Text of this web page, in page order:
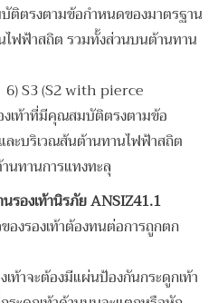
ตรงตามข้อกำหนดของมาตรฐาน
ฟฟ้าสถิต รวมทั้งส่วนบนต้านทาน
6) S3 (S2 with pierce
เท้าที่มีคุณสมบัติตรงตามข้อ
ะบริเวณส้นต้านทานไฟฟ้าสถิต
ทานการแทงทะลุ
รองเท้านิรภัย ANSIZ41.1
องรองเท้าต้องทนต่อการถูกตก
เท้าจะต้องมีแผ่นป้องกันกระดูกเท้า